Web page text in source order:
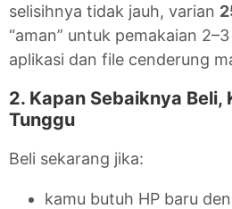
selisihnya tidak jauh, varian
“aman” untuk pemakaian
aplikasi dan file cenderung
2. Kapan Sebaiknya Beli,
Tunggu
Beli sekarang jika:
kamu butuh HP baru